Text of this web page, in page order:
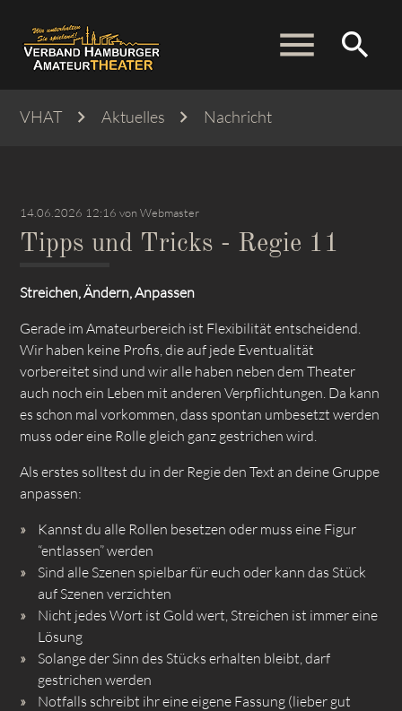
menu search
VHAT Aktuelles Nachricht
14.06.2026 12:16 von Webmaster
Tipps und Tricks - Regie 11
Streichen, Ändern, Anpassen
Gerade im Amateurbereich ist Flexibilität entscheidend.
Wir haben keine Profis, die auf jede Eventualität
vorbereitet sind und wir alle haben neben dem Theater
auch noch ein Leben mit anderen Verpflichtungen. Da kann
es schon mal vorkommen, dass spontan umbesetzt werden
muss oder eine Rolle gleich ganz gestrichen wird.
Als erstes solltest du in der Regie den Text an deine Gruppe
anpassen:
Kannst du alle Rollen besetzen oder muss eine Figur
“entlassen” werden
Sind alle Szenen spielbar für euch oder kann das Stück
auf Szenen verzichten
Nicht jedes Wort ist Gold wert, Streichen ist immer eine
Lösung
Solange der Sinn des Stücks erhalten bleibt, darf
gestrichen werden
Notfalls schreibt ihr eine eigene Fassung (lieber gut